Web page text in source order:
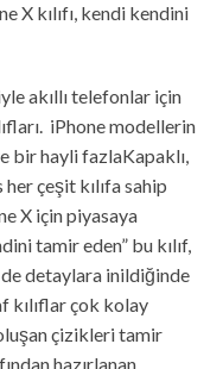
X kılıfı, kendi kendini
akıllı telefonlar için
iPhone modellerin
bir hayli fazlaKapaklı,
çeşit kılıfa sahip
X için piyasaya
tamir eden” bu kılıf,
detaylara inildiğinde
kılıflar çok kolay
çizikleri tamir
hazırlanan